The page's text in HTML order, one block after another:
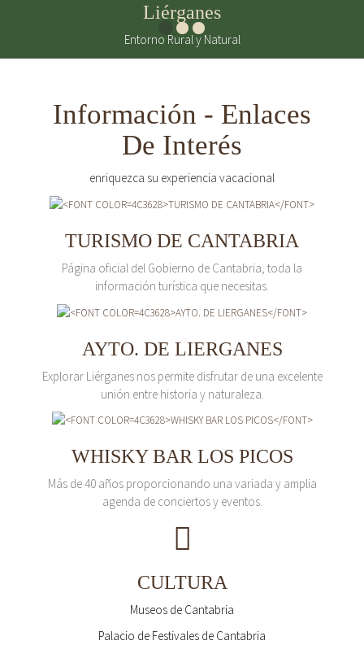
Liérganes
Entorno Rural y Natural
Información - Enlaces
De Interés
enriquezca su experiencia vacacional
TURISMO DE CANTABRIA
Página oficial del Gobierno de Cantabria, toda la
información turística que necesitas.
AYTO. DE LIERGANES
Explorar Liérganes nos permite disfrutar de una excelente
unión entre historia y naturaleza.
WHISKY BAR LOS PICOS
Más de 40 años proporcionando una variada y amplia
agenda de conciertos y eventos.
CULTURA
Museos de Cantabria
Palacio de Festivales de Cantabria